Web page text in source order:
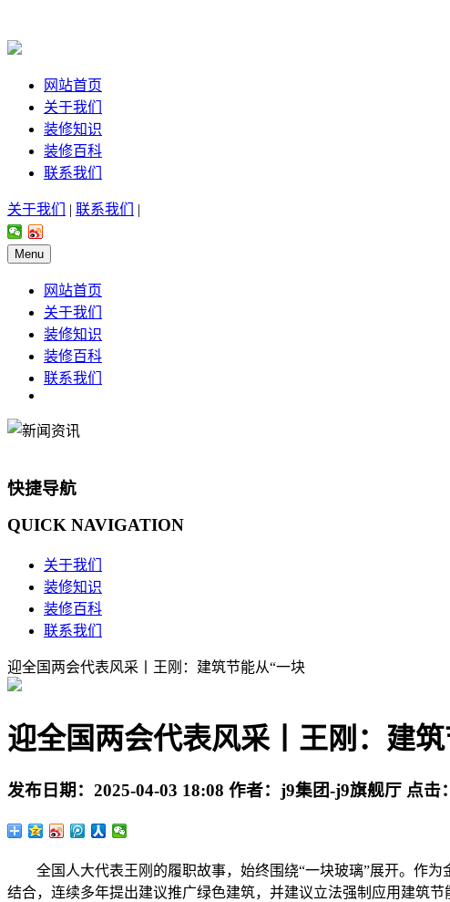
网站首页
关于我们
装修知识
装修百科
联系我们
关于我们 | 联系我们 |
Menu
网站首页
关于我们
装修知识
装修百科
联系我们
快捷导航
QUICK NAVIGATION
关于我们
装修知识
装修百科
联系我们
迎全国两会代表风采丨王刚：建筑节能从“一块
迎全国两会代表风采丨王刚：建
发布日期： 2025-04-03 18:08 作者： j9集团-j9旗舰厅 点击：
全国人大代表王刚的履职故事，始终围绕“一块玻璃”展开。作为
结合，连续多年提出建议推广绿色建筑，并建议立法强制应用建筑节